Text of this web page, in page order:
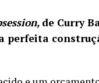
de Curry
perfeita